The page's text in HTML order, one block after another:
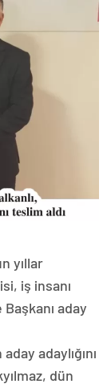
yıllar
iş insanı
aday
adaylığını
dün